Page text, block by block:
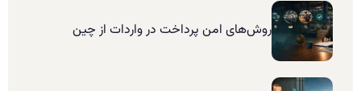
روش‌های امن پرداخت در واردات از چین